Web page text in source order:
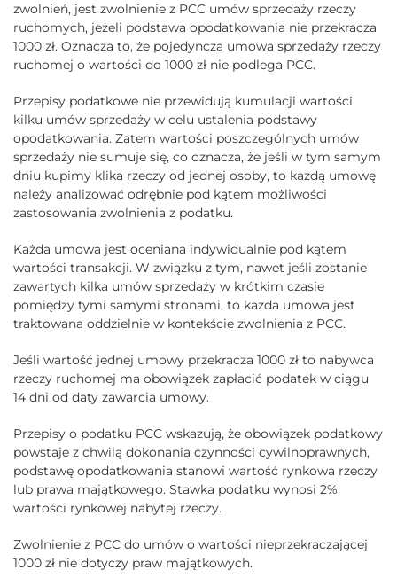
zwolnień, jest zwolnienie z PCC umów sprzedaży rzeczy
ruchomych, jeżeli podstawa opodatkowania nie przekracza
1000 zł. Oznacza to, że pojedyncza umowa sprzedaży rzeczy
ruchomej o wartości do 1000 zł nie podlega PCC.
Przepisy podatkowe nie przewidują kumulacji wartości
kilku umów sprzedaży w celu ustalenia podstawy
opodatkowania. Zatem wartości poszczególnych umów
sprzedaży nie sumuje się, co oznacza, że jeśli w tym samym
dniu kupimy klika rzeczy od jednej osoby, to każdą umowę
należy analizować odrębnie pod kątem możliwości
zastosowania zwolnienia z podatku.
Każda umowa jest oceniana indywidualnie pod kątem
wartości transakcji. W związku z tym, nawet jeśli zostanie
zawartych kilka umów sprzedaży w krótkim czasie
pomiędzy tymi samymi stronami, to każda umowa jest
traktowana oddzielnie w kontekście zwolnienia z PCC.
Jeśli wartość jednej umowy przekracza 1000 zł to nabywca
rzeczy ruchomej ma obowiązek zapłacić podatek w ciągu
14 dni od daty zawarcia umowy.
Przepisy o podatku PCC wskazują, że obowiązek podatkowy
powstaje z chwilą dokonania czynności cywilnoprawnych,
podstawę opodatkowania stanowi wartość rynkowa rzeczy
lub prawa majątkowego. Stawka podatku wynosi 2%
wartości rynkowej nabytej rzeczy.
Zwolnienie z PCC do umów o wartości nieprzekraczającej
1000 zł nie dotyczy praw majątkowych.